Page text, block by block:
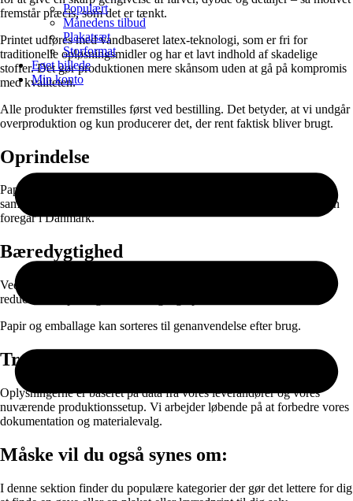
Populært
Månedens tilbud
Plakatsæt
Storformat
Eget billede
Min konto
fremstår præcis, som det er tænkt.
Printet udføres med vandbaseret latex-teknologi, som er fri for
traditionelle opløsningsmidler og har et lavt indhold af skadelige
stoffer. Det gør produktionen mere skånsom uden at gå på kompromis
med kvaliteten.
Alle produkter fremstilles først ved bestilling. Det betyder, at vi undgår
overproduktion og kun producerer det, der rent faktisk bliver brugt.
Oprindelse
Papiret produceres i EU og leveres gennem nøje udvalgte
samarbejdspartnere. Selve printet, færdigproduktionen og pakningen
foregår i Danmark.
Bæredygtighed
Ved at kombinere ansvarlige materialer med on-demand produktion
reducerer vi spild og unødvendig lagerproduktion.
Papir og emballage kan sorteres til genanvendelse efter brug.
Transparens
Oplysningerne er baseret på data fra vores leverandører og vores
nuværende produktionssetup. Vi arbejder løbende på at forbedre vores
dokumentation og materialevalg.
Måske vil du også synes om:
I denne sektion finder du populære kategorier der gør det lettere for dig